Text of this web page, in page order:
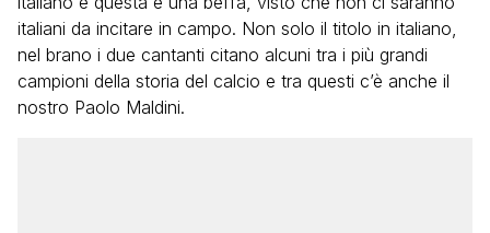
italiani da incitare in campo. Non solo il titolo in italiano,
nel brano i due cantanti citano alcuni tra i più grandi
campioni della storia del calcio e tra questi c’è anche il
nostro Paolo Maldini.